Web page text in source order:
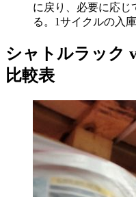
に戻り、必要に応じ
る。1サイクルの入
シャトルラック
比較表